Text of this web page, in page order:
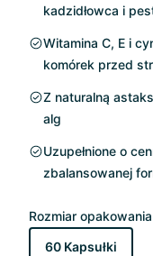
kadzidłowca i
Witamina C, E i
komórek przed
Z naturalną
alg
Uzupełnione o
zbalansowanej
Rozmiar opakowania
60 Kapsułki